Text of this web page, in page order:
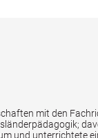
mit den
und unterrichtete